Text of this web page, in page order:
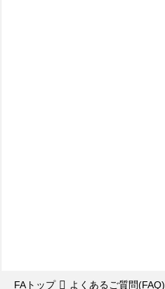
FAトップ よくあるご質問(FAQ)